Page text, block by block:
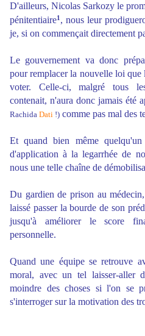
D'ailleurs, Nicolas Sarkozy le
pénitentiaire1 , nous leur
je, si on commençait directement
Le gouvernement va donc
pour remplacer la nouvelle loi que
voter. Celle-ci, malgré tous
contenait, n'aura donc jamais été
Rachida Dati !) comme pas mal des
Et quand bien même
d'application à la legarrhée de
nous une telle chaîne de
Du gardien de prison au
laissé passer la bourde de son
jusqu'à améliorer le score
personnelle.
Quand une équipe se retrouve
moral, avec un tel laisser-aller
moindre des choses si l'on se
s'interroger sur la motivation des